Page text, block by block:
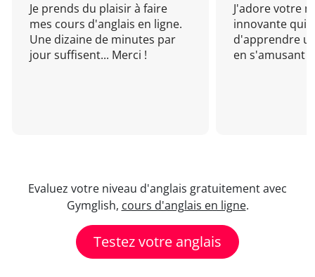
Je prends du plaisir à faire
mes cours d'anglais en ligne.
Une dizaine de minutes par
jour suffisent... Merci !
J'adore votre
innovante qui
d'apprendre
en s'amusant !
Evaluez votre niveau d'anglais gratuitement avec
Gymglish, cours d'anglais en ligne.
Testez votre anglais